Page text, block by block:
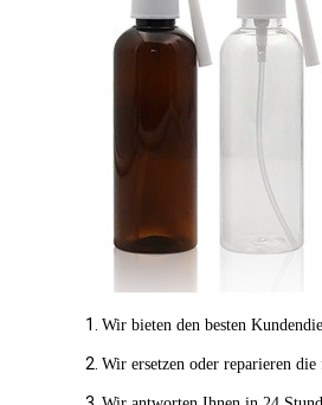
1. Wir bieten den besten
2. Wir ersetzen oder reparieren